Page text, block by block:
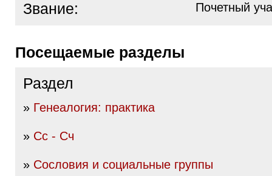
Звание: Почетный
Посещаемые разделы
Раздел
» Генеалогия: практика
» Сс - Сч
» Сословия и социальные группы